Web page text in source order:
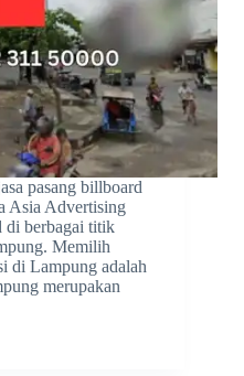
pasang billboard
Asia Advertising
di berbagai titik
Memilih
di Lampung adalah
merupakan